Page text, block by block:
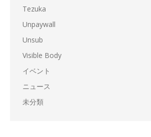
Tezuka
Unpaywall
Unsub
Visible Body
イベント
ニュース
未分類